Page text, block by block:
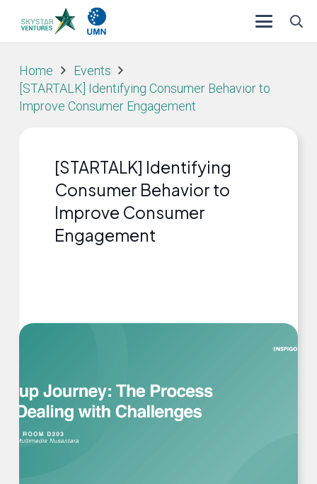
Home
Events
[STARTALK] Identifying Consumer Behavior to
Improve Consumer Engagement
[STARTALK] Identifying
Consumer Behavior to
Improve Consumer
Engagement